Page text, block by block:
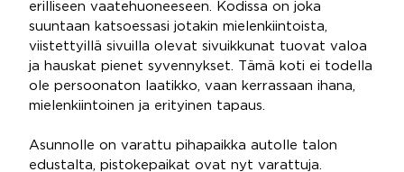
erilliseen vaatehuoneeseen. Kodissa on joka
suuntaan katsoessasi jotakin mielenkiintoista,
viistettyillä sivuilla olevat sivuikkunat tuovat valoa
ja hauskat pienet syvennykset. Tämä koti ei todella
ole persoonaton laatikko, vaan kerrassaan ihana,
mielenkiintoinen ja erityinen tapaus.
Asunnolle on varattu pihapaikka autolle talon
edustalta, pistokepaikat ovat nyt varattuja.